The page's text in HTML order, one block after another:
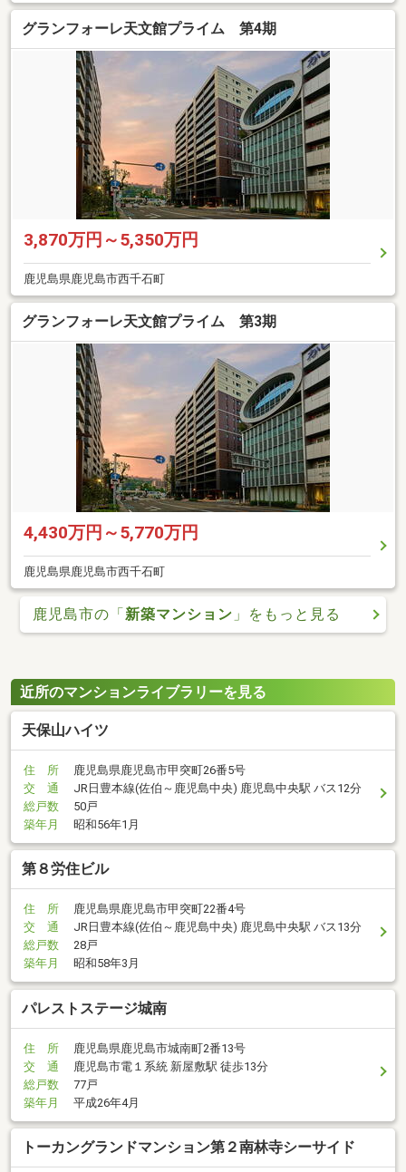
グランフォーレ天文館プライム 第4期
3,870万円～5,350万円
鹿児島県鹿児島市西千石町
グランフォーレ天文館プライム 第3期
4,430万円～5,770万円
鹿児島県鹿児島市西千石町
鹿児島市の「新築マンション 」をもっと見る
近所のマンションライブラリーを見る
天保山ハイツ
住 所
鹿児島県鹿児島市甲突町26番5号
交 通
JR日豊本線(佐伯～鹿児島中央) 鹿児島中央駅 バス12分
総戸数
50戸
築年月
昭和56年1月
第８労住ビル
住 所
鹿児島県鹿児島市甲突町22番4号
交 通
JR日豊本線(佐伯～鹿児島中央) 鹿児島中央駅 バス13分
総戸数
28戸
築年月
昭和58年3月
パレストステージ城南
住 所
鹿児島県鹿児島市城南町2番13号
交 通
鹿児島市電１系統 新屋敷駅 徒歩13分
総戸数
77戸
築年月
平成26年4月
トーカングランドマンション第２南林寺シーサイド